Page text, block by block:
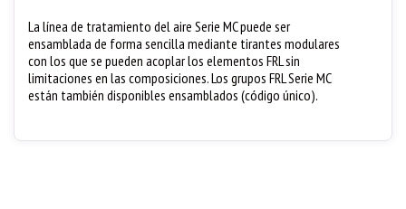
La línea de tratamiento del aire Serie MC puede ser
ensamblada de forma sencilla mediante tirantes modulares
con los que se pueden acoplar los elementos FRL sin
limitaciones en las composiciones. Los grupos FRL Serie MC
están también disponibles ensamblados (código único).